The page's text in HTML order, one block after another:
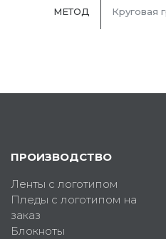
МЕТОД Круговая
ПРОИЗВОДСТВО
Ленты с логотипом
Пледы с логотипом на
заказ
Блокноты